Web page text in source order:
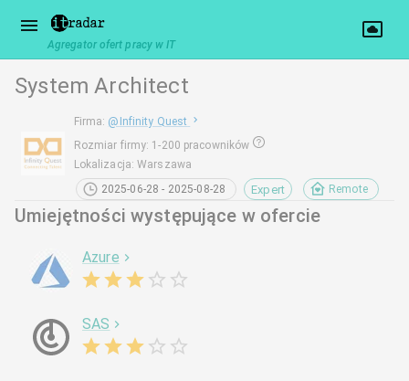
Agregator ofert pracy w IT
System Architect
Firma: @ Infinity Quest
Rozmiar firmy: 1-200 pracowników
Lokalizacja:Warszawa
2025-06-28 - 2025-08-28
Expert Remote
Umiejętności występujące w ofercie
Azure
SAS